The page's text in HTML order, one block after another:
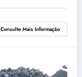
Consulte Mais Informação